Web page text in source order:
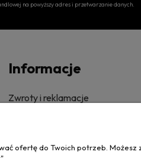
na powyższy adres i przetwarzanie danych.
Informacje
Zwroty i reklamacje
ofertę do Twoich potrzeb.